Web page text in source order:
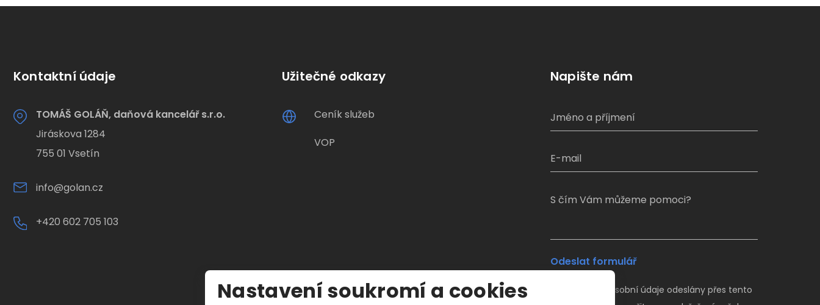
Kontaktní údaje
TOMÁŠ GOLÁŇ, daňová kancelář s.r.o.
Jiráskova 1284
755 01 Vsetín
info@golan.cz
+420 602 705 103
Užitečné odkazy
Ceník služeb
VOP
Napište nám
S čím Vám můžeme pomoci?
Odeslat formulář
Veškeré Vaše osobní údaje odeslány přes tento
Nastavení soukromí a cookies